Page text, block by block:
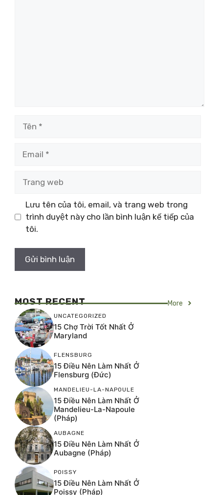
Lưu tên của tôi, email, và trang web trong
trình duyệt này cho lần bình luận kế tiếp của
tôi.
MOST RECENT More
UNCATEGORIZED
15 Chợ Trời Tốt Nhất Ở
Maryland
FLENSBURG
15 Điều Nên Làm Nhất Ở
Flensburg (Đức)
MANDELIEU-LA-NAPOULE
15 Điều Nên Làm Nhất Ở
Mandelieu-La-Napoule
(Pháp)
AUBAGNE
15 Điều Nên Làm Nhất Ở
Aubagne (Pháp)
POISSY
15 Điều Nên Làm Nhất Ở
Poissy (Pháp)